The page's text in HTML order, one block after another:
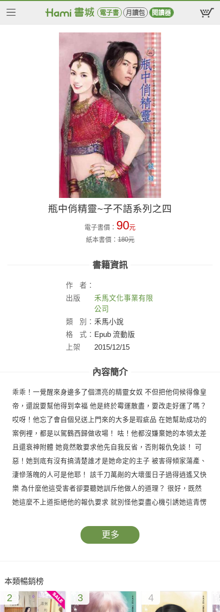
電子書 月讀包 閱讀器
瓶中俏精靈~子不語系列之四
電子書價： 90元
紙本書價：180元
書籍資訊
作
者：
出版
禾馬文化事業有限
公司
類
別： 禾馬小說
格
式： Epub 流動版
上架
2015/12/15
內容簡介
乖乖！一覺醒來身邊多了個漂亮的精靈女奴 不但把他伺候得像皇
帝，還說要幫他得到幸福 他是終於霉運散盡，要改走好運了嗎？
哎呀！他忘了會自個兒送上門來的大多是瑕疵品 在她幫助成功的
案例裡，都是以駕鶴西歸做收場！ 呿！他都沒嫌棄她的本領太差
且還衰神附體 她竟然敢要求他先自我反省，否則報仇免談！ 可
惡！她到底有沒有搞清楚誰才是她命定的主子 被害得傾家蕩產、
淒慘落魄的人可是他耶！ 該千刀萬剮的大壞蛋日子過得逍遙又快
樂 為什麼他這受害者卻要聽她訓斥他做人的道理？ 很好，既然
她這麼不上道拒絕他的報仇要求 就別怪他耍盡心機引誘她這青愣
更多
本類暢銷榜
2 3 4